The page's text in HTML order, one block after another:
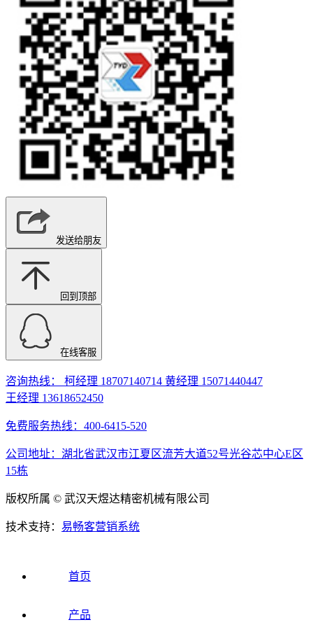
发送给朋友
回到顶部
在线客服
咨询热线： 柯经理 18707140714 黄经理 15071440447
王经理 13618652450
免费服务热线：400-6415-520
公司地址：湖北省武汉市江夏区流芳大道52号光谷芯中心E区
15栋
版权所属 © 武汉天煜达精密机械有限公司
技术支持： 易畅客营销系统
首页
产品